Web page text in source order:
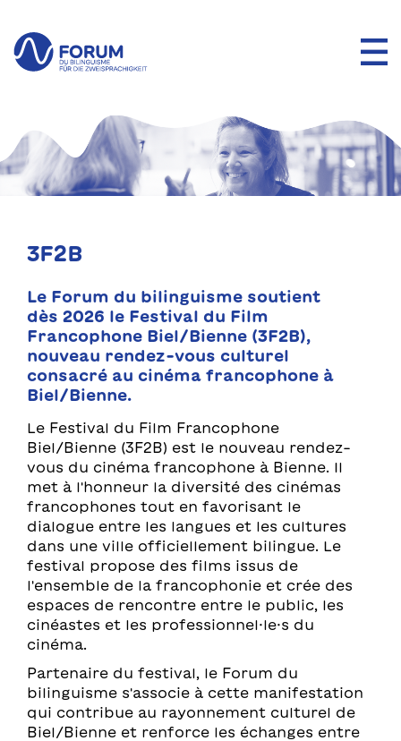
3F2B
Le Forum du bilinguisme soutient
dès 2026 le Festival du Film
Francophone Biel/Bienne (3F2B),
nouveau rendez-vous culturel
consacré au cinéma francophone à
Biel/Bienne.
Le Festival du Film Francophone
Biel/Bienne (3F2B) est le nouveau rendez-
vous du cinéma francophone à Bienne. Il
met à l'honneur la diversité des cinémas
francophones tout en favorisant le
dialogue entre les langues et les cultures
dans une ville officiellement bilingue. Le
festival propose des films issus de
l'ensemble de la francophonie et crée des
espaces de rencontre entre le public, les
cinéastes et les professionnel·le·s du
cinéma.
Partenaire du festival, le Forum du
bilinguisme s'associe à cette manifestation
qui contribue au rayonnement culturel de
Biel/Bienne et renforce les échanges entre